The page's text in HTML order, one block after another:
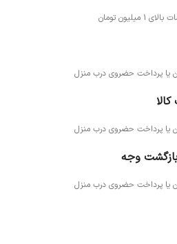
تومان
یا پرداخت حضروی درب منزل
یا پرداخت حضروی درب منزل
یا پرداخت حضروی درب منزل